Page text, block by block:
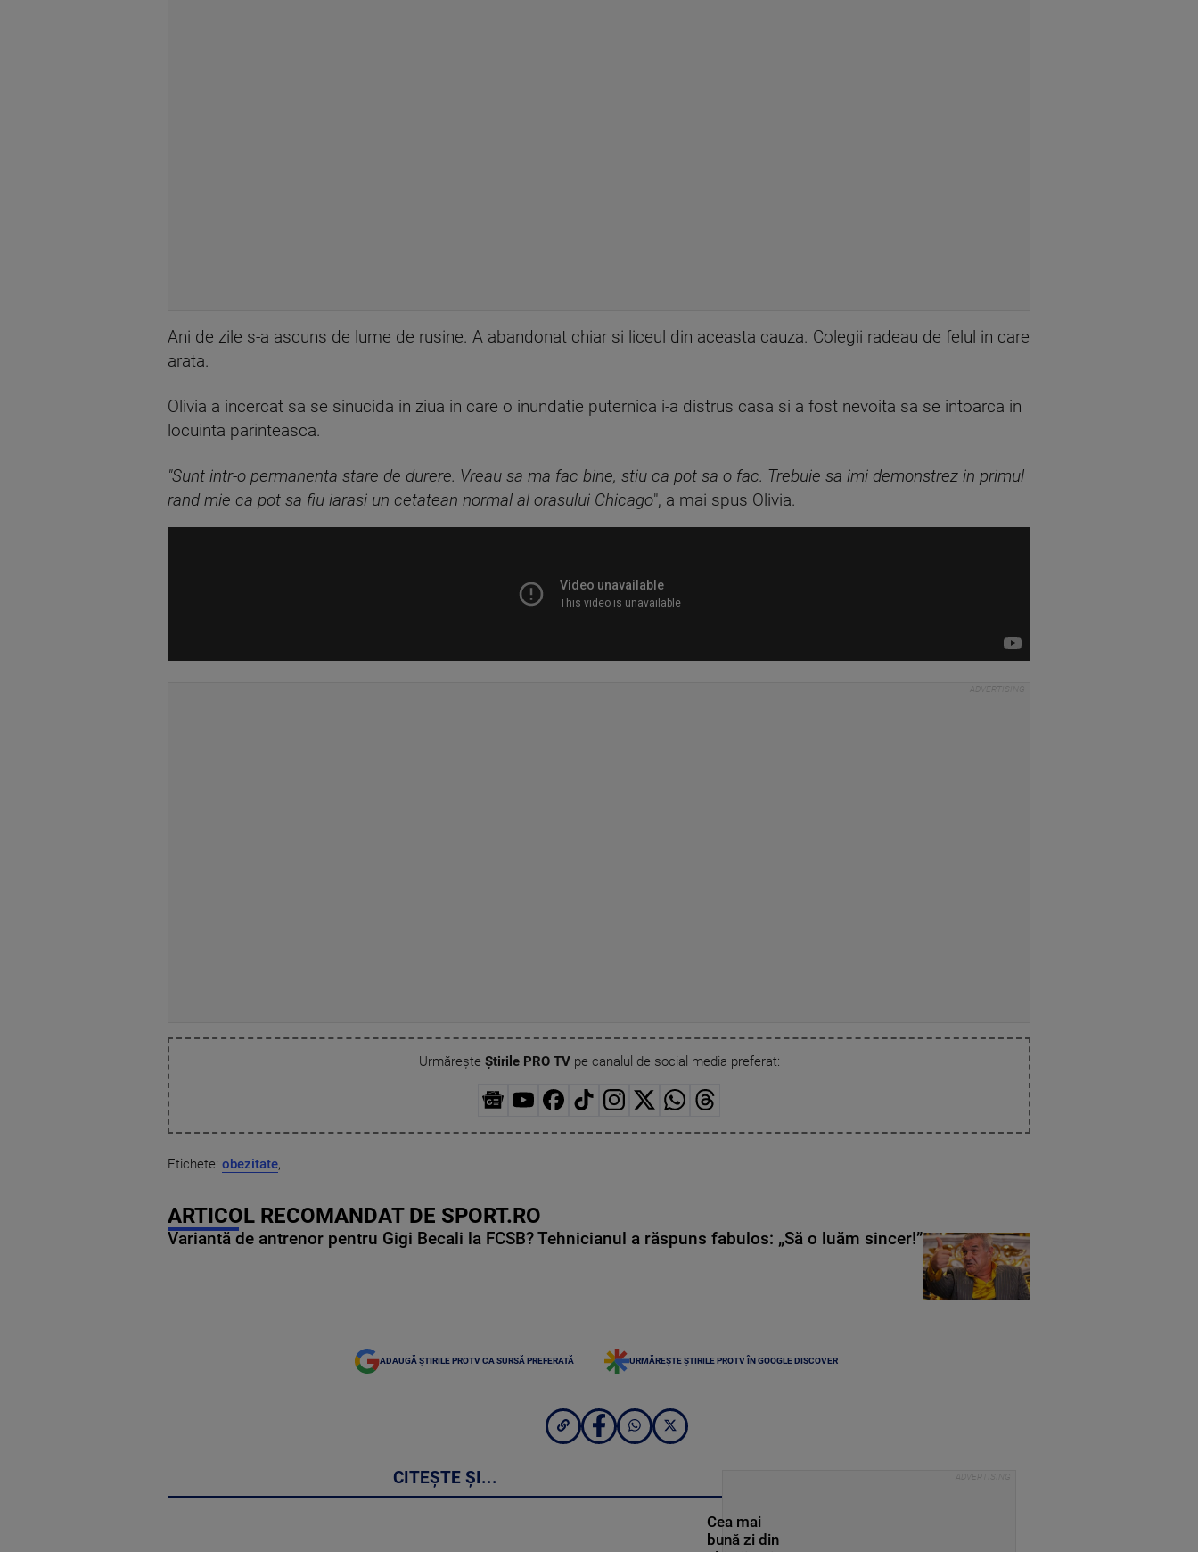
Ani de zile s-a ascuns de lume de rusine. A abandonat chiar si liceul din aceasta cauza. Colegii radeau de felul in care
arata.
Olivia a incercat sa se sinucida in ziua in care o inundatie puternica i-a distrus casa si a fost nevoita sa se intoarca in
locuinta parinteasca.
"Sunt intr-o permanenta stare de durere. Vreau sa ma fac bine, stiu ca pot sa o fac. Trebuie sa imi demonstrez in primul
rand mie ca pot sa fiu iarasi un cetatean normal al orasului Chicago", a mai spus Olivia.
Urmărește Știrile PRO TVpe canalul de social media preferat:
Etichete: obezitate,
ARTICOL RECOMANDAT DE SPORT.RO
Variantă de antrenor pentru Gigi Becali la FCSB? Tehnicianul a răspuns fabulos: „Să o luăm sincer!”
ADAUGĂ ȘTIRILE PROTV CA SURSĂ PREFERATĂ URMĂREȘTE ȘTIRILE PROTV ÎN GOOGLE DISCOVER
CITEȘTE ȘI...
Cea mai
bună zi din